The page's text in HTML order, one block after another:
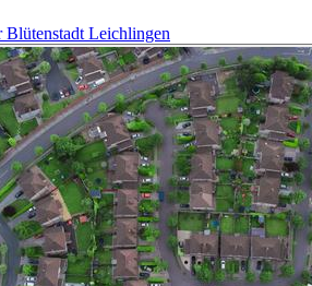
Blütenstadt Leichlingen